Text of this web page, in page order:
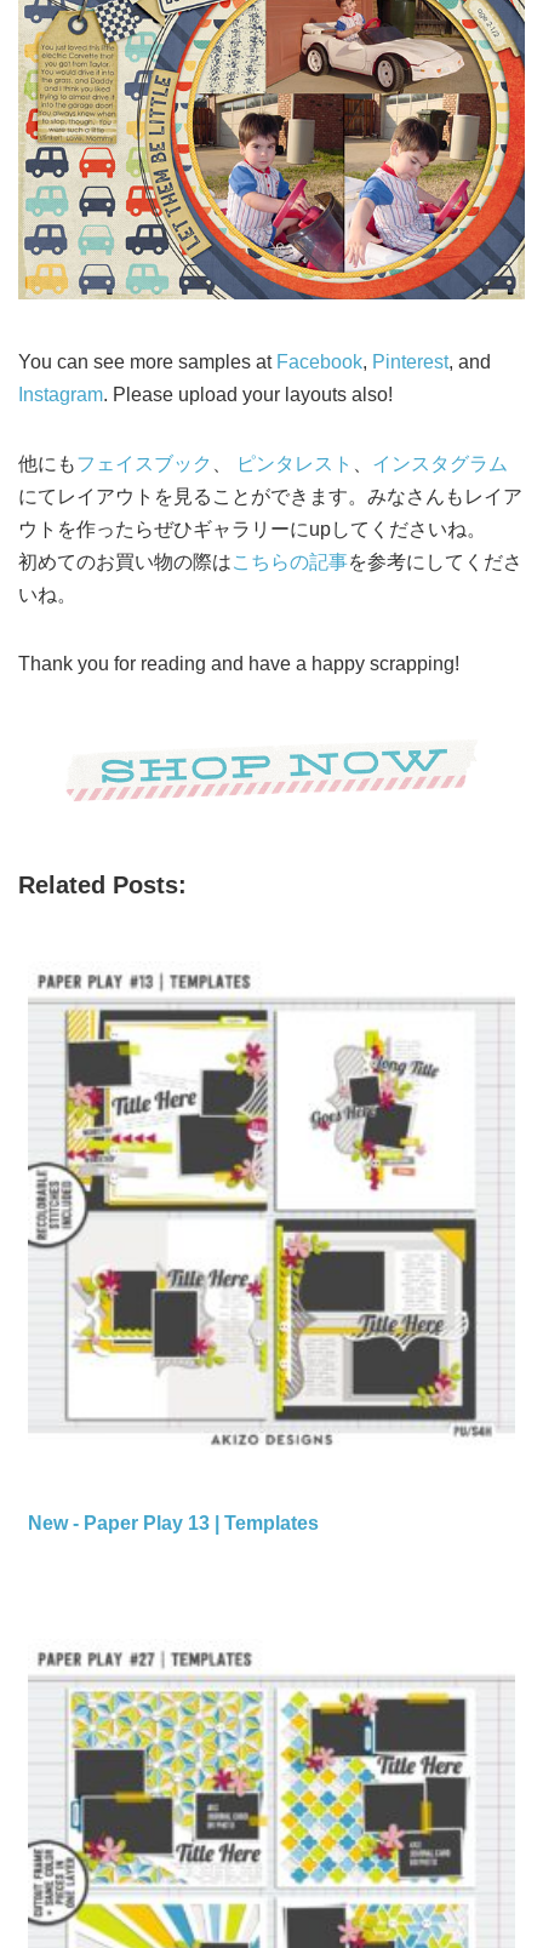
You can see more samples at Facebook, Pinterest, and
Instagram. Please upload your layouts also!
他にもフェイスブック ピンタレスト
インスタグラム
にてレイアウトを見ることができます。みなさんもレイア
ウトを作ったらぜひギャラリーにupしてくださいね。
初めてのお買い物の際はこちらの記事を参考にしてくださ
いね。
Thank you for reading and have a happy scrapping!
Related Posts:
New - Paper Play 13 | Templates